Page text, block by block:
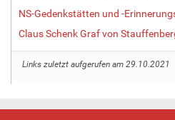
NS-Gedenkstätten und -
Claus Schenk Graf von
Links zuletzt aufgerufen am 29.10.2021